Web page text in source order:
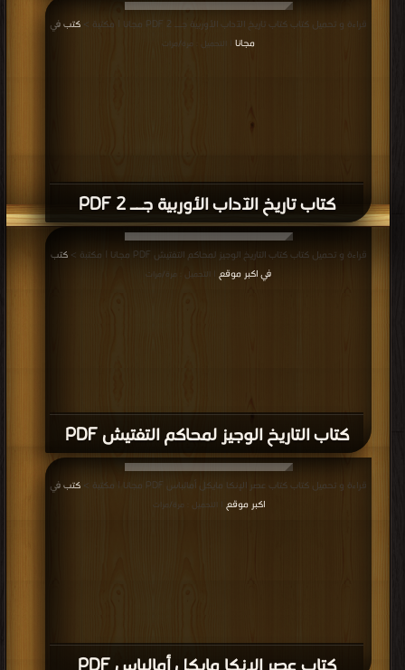
كتاب تاريخ الآداب الأوربية جــ 2 PDF
قراءة و تحميل كتاب كتاب تاريخ الآداب الأوربية جــ 2 PDF مجانا | مكتبة >
كتب في
مجانا | التحميل : مرة/مرات
كتاب التاريخ الوجيز لمحاكم التفتيش PDF
قراءة و تحميل كتاب كتاب التاريخ الوجيز لمحاكم التفتيش PDF مجانا | مكتبة >
كتب
في اكبر موقع
| التحميل : مرة/مرات
قراءة و تحميل كتاب كتاب عصر الإنكا مايكل أمالباس PDF مجانا | مكتبة >
كتب في
اكبر موقع
| التحميل : مرة/مرات